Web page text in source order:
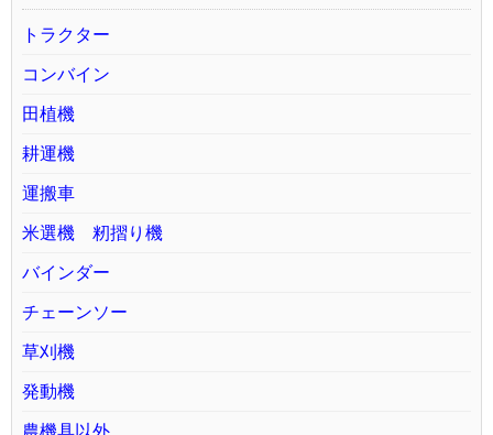
トラクター
コンバイン
田植機
耕運機
運搬車
米選機 籾摺り機
バインダー
チェーンソー
草刈機
発動機
農機具以外